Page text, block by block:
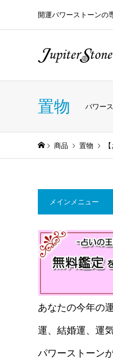
開運パワーストーンの
置物 パワー
商品 置物
メインメニュー
あなたの今年の
運、結婚運、運
パワーストーン